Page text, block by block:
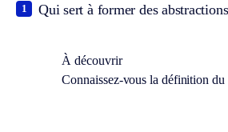
Qui sert à former des
1
À découvrir
Connaissez-vous la définition